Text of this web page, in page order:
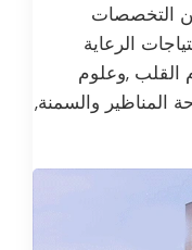
التخصصات
الرعاية
القلب ,وعلوم
المناظير والسمنة,